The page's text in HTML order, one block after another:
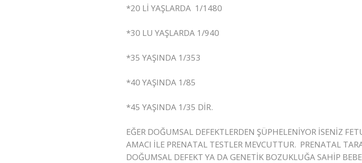
*20 Lİ YAŞLARDA 1/1480
*30 LU YAŞLARDA 1/940
*35 YAŞINDA 1/353
*40 YAŞINDA 1/85
*45 YAŞINDA 1/35 DİR.
EĞER DOĞUMSAL DEFEKTLERDEN ŞÜPHELENİYOR İSENİZ
AMACI İLE PRENATAL TESTLER MEVCUTTUR. PRENATAL
DOĞUMSAL DEFEKT YA DA GENETİK BOZUKLUĞA SAHİP